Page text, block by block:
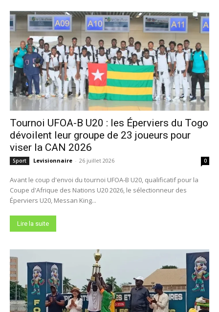
Tournoi UFOA-B U20 : les Éperviers du Togo
dévoilent leur groupe de 23 joueurs pour
viser la CAN 2026
Sport Levisionnaire - 26 juillet 2026 0
Avant le coup d'envoi du tournoi UFOA-B U20, qualificatif pour la
Coupe d'Afrique des Nations U20 2026, le sélectionneur des
Éperviers U20, Messan King...
Lire la suite